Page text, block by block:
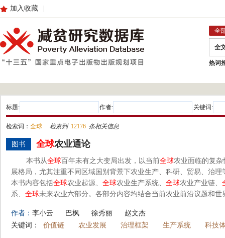
加入收藏
全
全
热词
标题: 作者: 关键词:
检索词： 全球 检索到 12176 条相关信息
图书 全球农业通论
本书从全球百年未有之大变局出发，以当前全球农业面临的复
展格局，尤其注重不同区域国别背景下农业生产、科研、贸易、治理
本书内容包括全球农业起源、 全球农业生产系统、 全球农业产业链、
系、 全球未来农业六部分。各部分内容均结合当前农业前沿议题和
作者： 李小云 巴枫 徐秀丽
赵文杰
关键词：
价值链 农业发展 治理框架 生产系统 科技